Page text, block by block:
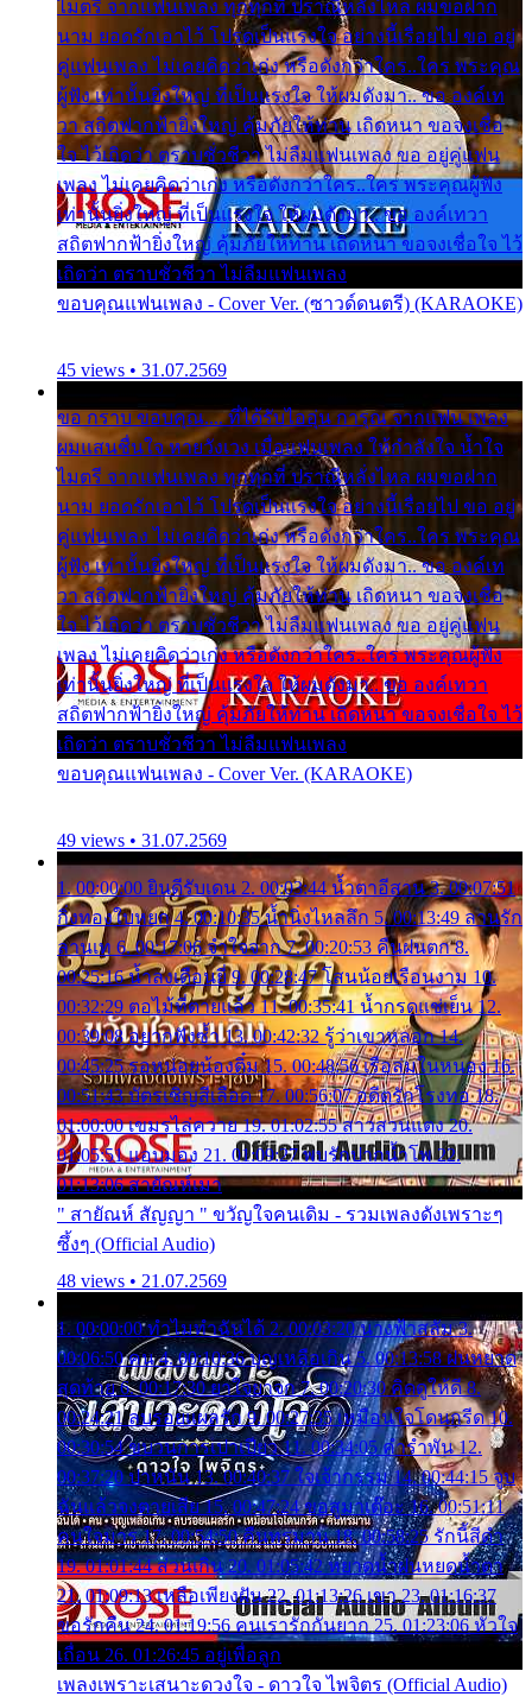
ไมตรี จากแฟนเพลง ทุกทุกที่ ปราณีหลั่งไหล ผมขอฝาก
นาม ยอดรักเอาไว้ โปรดเป็นแรงใจ อย่างนี้เรื่อยไป ขอ อยู่
คู่แฟนเพลง ไม่เคยคิดว่าเก่ง หรือดังกว่าใคร..ใคร พระคุณ
ผู้ฟัง เท่านั้นยิ่งใหญ่ ที่เป็นแรงใจ ให้ผมดังมา.. ขอ องค์เท
วา สถิตฟากฟ้ายิ่งใหญ่ คุ้มภัยให้ท่าน เถิดหนา ขอจงเชื่อ
ใจ ไว้เถิดว่า ตราบชั่วชีวา ไม่ลืมแฟนเพลง ขอ อยู่คู่แฟน
เพลง ไม่เคยคิดว่าเก่ง หรือดังกว่าใคร..ใคร พระคุณผู้ฟัง
เท่านั้นยิ่งใหญ่ ที่เป็นแรงใจ ให้ผมดังมา.. ขอ องค์เทวา
สถิตฟากฟ้ายิ่งใหญ่ คุ้มภัยให้ท่าน เถิดหนา ขอจงเชื่อใจ ไว้
เถิดว่า ตราบชั่วชีวา ไม่ลืมแฟนเพลง
ขอบคุณแฟนเพลง - Cover Ver. (ซาวด์ดนตรี) (KARAOKE)
45 views • 31.07.2569
ขอ กราบ ขอบคุณ.... ที่ได้รับไออุ่น การุณ จากแฟน เพลง
ผมแสนชื่นใจ หายวังเวง เมื่อแฟนเพลง ให้กำลังใจ น้ำใจ
ไมตรี จากแฟนเพลง ทุกทุกที่ ปราณีหลั่งไหล ผมขอฝาก
นาม ยอดรักเอาไว้ โปรดเป็นแรงใจ อย่างนี้เรื่อยไป ขอ อยู่
คู่แฟนเพลง ไม่เคยคิดว่าเก่ง หรือดังกว่าใคร..ใคร พระคุณ
ผู้ฟัง เท่านั้นยิ่งใหญ่ ที่เป็นแรงใจ ให้ผมดังมา.. ขอ องค์เท
วา สถิตฟากฟ้ายิ่งใหญ่ คุ้มภัยให้ท่าน เถิดหนา ขอจงเชื่อ
ใจ ไว้เถิดว่า ตราบชั่วชีวา ไม่ลืมแฟนเพลง ขอ อยู่คู่แฟน
เพลง ไม่เคยคิดว่าเก่ง หรือดังกว่าใคร..ใคร พระคุณผู้ฟัง
เท่านั้นยิ่งใหญ่ ที่เป็นแรงใจ ให้ผมดังมา.. ขอ องค์เทวา
สถิตฟากฟ้ายิ่งใหญ่ คุ้มภัยให้ท่าน เถิดหนา ขอจงเชื่อใจ ไว้
เถิดว่า ตราบชั่วชีวา ไม่ลืมแฟนเพลง
ขอบคุณแฟนเพลง - Cover Ver. (KARAOKE)
49 views • 31.07.2569
1. 00:00:00 ยินดีรับเดน 2. 00:03:44 น้ำตาอีสาน 3. 00:07:51
กิ่งทองใบหยก 4. 00:10:35 น้ำนิ่งไหลลึก 5. 00:13:49 ลานรัก
ลานเท 6. 00:17:06 จำใจจาก 7. 00:20:53 คืนฝนตก 8.
00:25:16 น้ำลงเดือนยี่ 9. 00:28:47 โสนน้อยเรือนงาม 10.
00:32:29 ตอไม้ที่ตายแล้ว 11. 00:35:41 น้ำกรดแช่เย็น 12.
00:39:08 อยากฟังซ้ำ 13. 00:42:32 รู้ว่าเขาหลอก 14.
00:45:25 รอหน่อยน้องติ๋ม 15. 00:48:56 เรือล่มในหนอง 16.
00:51:43 บัตรเชิญสีเลือด 17. 00:56:07 อดีตรักโรงทอ 18.
01:00:00 เขมรไล่ควาย 19. 01:02:55 สาวสวนแตง 20.
01:05:51 แอบมอง 21. 01:09:27 พบรักปากน้ำโพ 22.
01:13:06 สายัณห์เมา
" สายัณห์ สัญญา " ขวัญใจคนเดิม - รวมเพลงดังเพราะๆ
ซึ้งๆ (Official Audio)
48 views • 21.07.2569
1. 00:00:00 ทำไมทำฉันได้ 2. 00:03:20 นางฟ้าสลัม 3.
00:06:50 คน 4. 00:10:36 บุญเหลือเกิน 5. 00:13:58 ฝนหยาด
สุดท้าย 6. 00:17:30 ยาใจยาจก 7. 00:20:30 คิดดูให้ดี 8.
00:24:21 ลบรอยแผลรัก 9. 00:27:35 เหมือนใจโดนกรีด 10.
00:30:54 ขบวนการเปาเปียว 11. 00:34:05 คำรำพัน 12.
00:37:20 ปาหนัน 13. 00:40:37 ใจเจ้ากรรม 14. 00:44:15 จูบ
ฉันแล้วจงตายเสีย 15. 00:47:24 ขอสูมาเต๊อะ 16. 00:51:11
คนใจมาร 17. 00:54:50 คืนทรมาน 18. 00:58:25 รักนี้สีดำ
19. 01:01:44 ส่วนเกิน 20. 01:05:42 หยาดน้ำฝนหยดน้ำตา
21. 01:09:13 เหลือเพียงฝัน 22. 01:13:26 เขา 23. 01:16:37
ขอรักคืน 24. 01:19:56 คนเรารักกันยาก 25. 01:23:06 หัวใจ
เถื่อน 26. 01:26:45 อยู่เพื่อลูก
เพลงเพราะเสนาะดวงใจ - ดาวใจ ไพจิตร (Official Audio)